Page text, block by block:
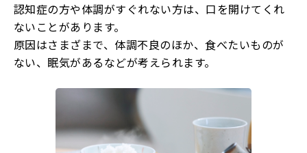
認知症の方や体調がすぐれない方は、口を開けてくれ
ないことがあります。
原因はさまざまで、体調不良のほか、食べたいものが
ない、眠気があるなどが考えられます。